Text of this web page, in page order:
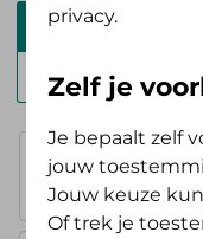
geen vergoeding
privacy.
Zelf je
Je bepaalt zelf
jouw
Jouw keuze
Of trek je